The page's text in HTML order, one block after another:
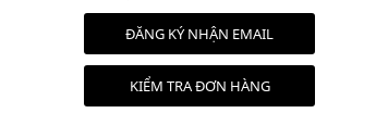
ĐĂNG KÝ NHẬN EMAIL
KIỂM TRA ĐƠN HÀNG